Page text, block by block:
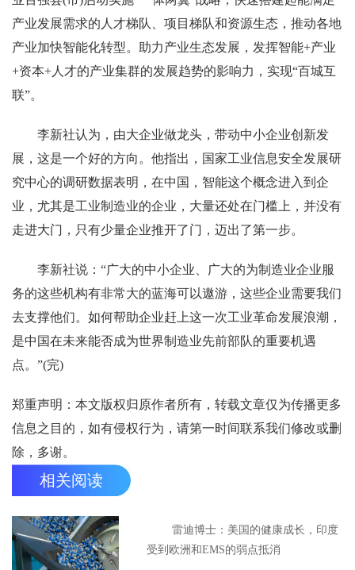
产业发展需求的人才梯队、项目梯队和资源生态，推动各地
产业加快智能化转型。助力产业生态发展，发挥智能+产业
+资本+人才的产业集群的发展趋势的影响力，实现“百城互
联”。
李新社认为，由大企业做龙头，带动中小企业创新发
展，这是一个好的方向。他指出，国家工业信息安全发展研
究中心的调研数据表明，在中国，智能这个概念进入到企
业，尤其是工业制造业的企业，大量还处在门槛上，并没有
走进大门，只有少量企业推开了门，迈出了第一步。
李新社说：“广大的中小企业、广大的为制造业企业服
务的这些机构有非常大的蓝海可以遨游，这些企业需要我们
去支撑他们。如何帮助企业赶上这一次工业革命发展浪潮，
是中国在未来能否成为世界制造业先前部队的重要机遇
点。”(完)
郑重声明：本文版权归原作者所有，转载文章仅为传播更多
信息之目的，如有侵权行为，请第一时间联系我们修改或删
除，多谢。
相关阅读
雷迪博士：美国的健康成长，印度
受到欧洲和EMS的弱点抵消